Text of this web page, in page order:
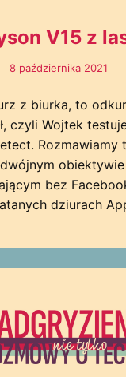
V15 z
8 października 2021
z biurka, to
czyli Wojtek
Rozmawiamy
obiektywie
bez
dziurach